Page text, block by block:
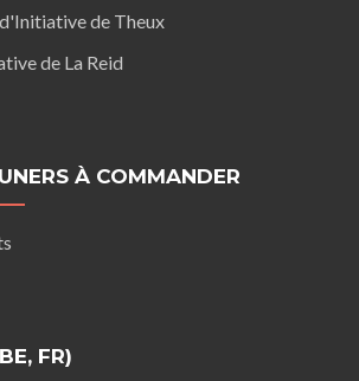
de Theux
de La Reid
À COMMANDER
FR)